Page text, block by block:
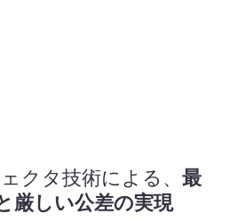
クタ技術による、 最
厳しい公差の実現